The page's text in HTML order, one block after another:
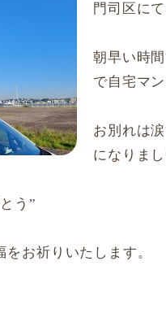
門司区に
朝早い時
で自宅マ
お別れは
になりまし
う”
お祈りいたします。